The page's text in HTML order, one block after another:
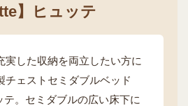
】ヒュッテ
実した収納を両立したい方に
チェストセミダブルベッド
テ。セミダブルの広い床下に